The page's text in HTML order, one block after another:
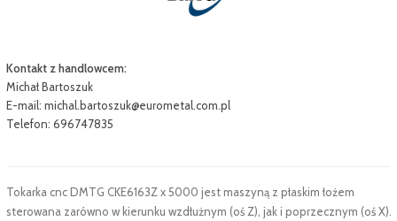
Kontakt z handlowcem:
Michał Bartoszuk
E-mail: michal.bartoszuk@eurometal.com.pl
Telefon: 696747835
Tokarka cnc DMTG CKE6163Z x 5000 jest maszyną z płaskim łożem
sterowana zarówno w kierunku wzdłużnym (oś Z), jak i poprzecznym (oś X).